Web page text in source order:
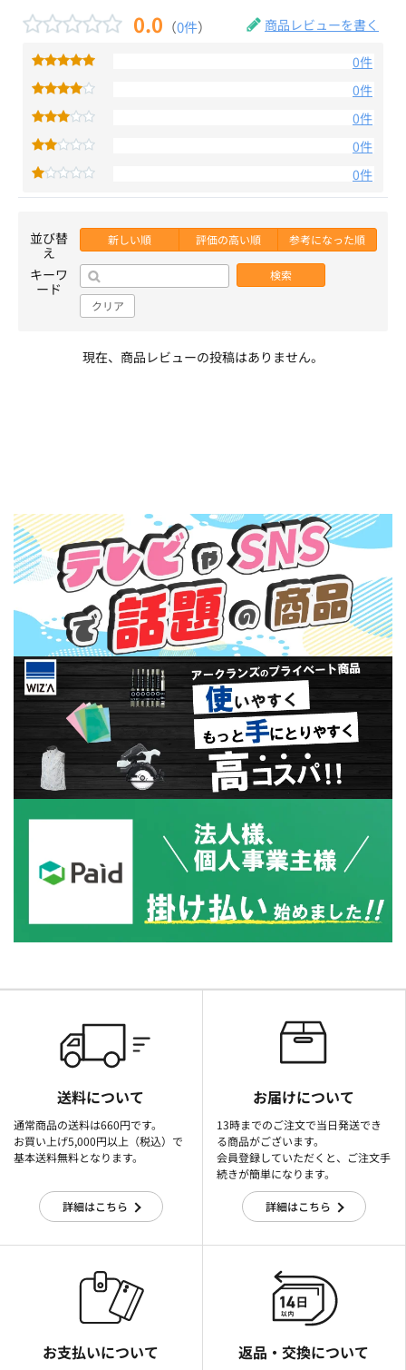
0.0 （0件） 商品レビューを書く
0件
0件
0件
0件
0件
並び替
え
新しい順 評価の高い順 参考になった順
キーワ
ード
検索
クリア
現在、商品レビューの投稿はありません。
送料について
通常商品の送料は660円です。
お買い上げ5,000円以上（税込）で
基本送料無料となります。
詳細はこちら
お届けについて
13時までのご注文で当日発送でき
る商品がございます。
会員登録していただくと、ご注文手
続きが簡単になります。
詳細はこちら
お支払いについて 返品・交換について